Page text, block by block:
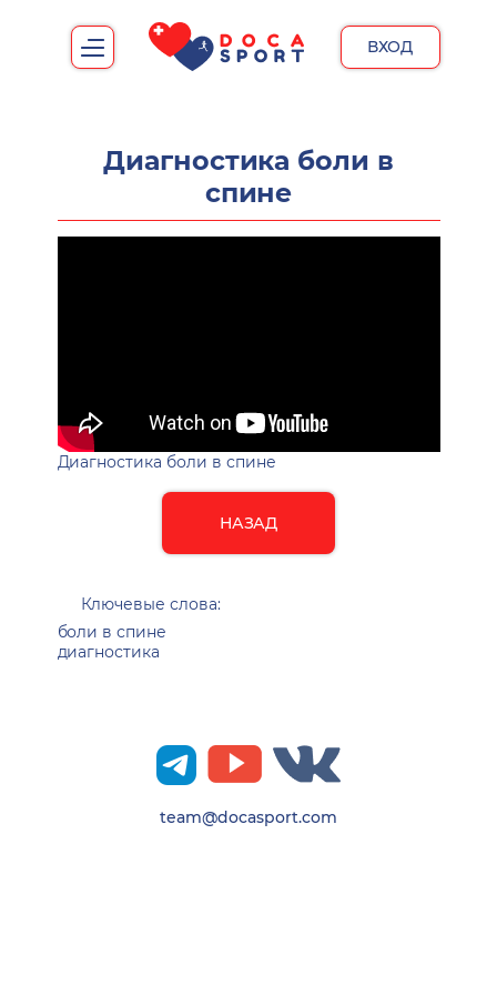
ВХОД
Диагностика боли в
спине
Диагностика боли в спине
НАЗАД
Ключевые слова:
боли в спине
диагностика
team@docasport.com